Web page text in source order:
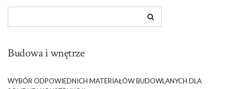
Budowa i wnętrze
WYBÓR ODPOWIEDNICH MATERIAŁÓW BUDOWLANYCH DLA